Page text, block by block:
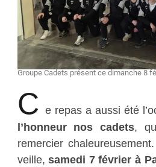
Groupe Cadets présent ce dimanche 8
C e repas a aussi été
l’honneur nos cadets,
remercier
veille,samedi 7 février à